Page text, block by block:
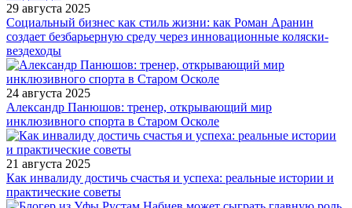
29 августа 2025
Социальный бизнес как стиль жизни: как Роман Аранин
создает безбарьерную среду через инновационные коляски-
вездеходы
24 августа 2025
Александр Панюшов: тренер, открывающий мир
инклюзивного спорта в Старом Осколе
21 августа 2025
Как инвалиду достичь счастья и успеха: реальные истории и
практические советы